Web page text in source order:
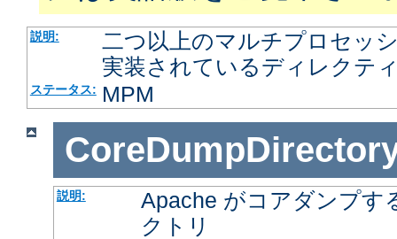
説明:
二つ以上のマルチプロセッ
実装されているディレクテ
ステータス: MPM
説明:
Apache がコアダンプす
クトリ